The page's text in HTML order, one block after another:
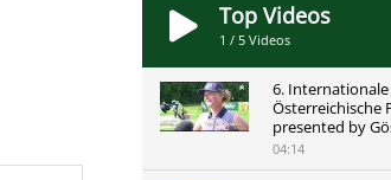
Top Videos
1 / 5 Videos
6.
Österreichische
presented by
04:14